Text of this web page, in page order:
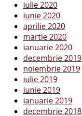
iulie 2020
iunie 2020
aprilie 2020
martie 2020
ianuarie 2020
decembrie 2019
noiembrie 2019
iulie 2019
iunie 2019
ianuarie 2019
decembrie 2018